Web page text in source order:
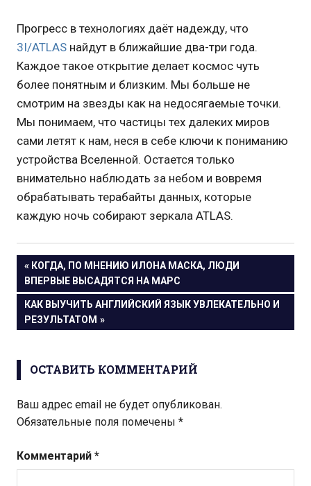
Прогресс в технологиях даёт надежду, что
3I/ATLAS найдут в ближайшие два-три года.
Каждое такое открытие делает космос чуть
более понятным и близким. Мы больше не
смотрим на звезды как на недосягаемые точки.
Мы понимаем, что частицы тех далеких миров
сами летят к нам, неся в себе ключи к пониманию
устройства Вселенной. Остается только
внимательно наблюдать за небом и вовремя
обрабатывать терабайты данных, которые
каждую ночь собирают зеркала ATLAS.
Навигация
по
записям
ПРЕДЫДУЩАЯ
ЗАПИСЬ:
КОГДА, ПО МНЕНИЮ ИЛОНА МАСКА, ЛЮДИ
ВПЕРВЫЕ ВЫСАДЯТСЯ НА МАРС
СЛЕДУЮЩАЯ
ЗАПИСЬ:
КАК ВЫУЧИТЬ АНГЛИЙСКИЙ ЯЗЫК УВЛЕКАТЕЛЬНО И
РЕЗУЛЬТАТОМ
ОСТАВИТЬ КОММЕНТАРИЙ
Ваш адрес email не будет опубликован.
Обязательные поля помечены *
Комментарий *